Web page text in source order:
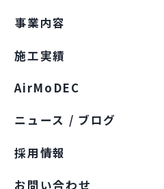
事業内容
施工実績
AirMoDEC
ニュース / ブログ
採用情報
お問い合わせ